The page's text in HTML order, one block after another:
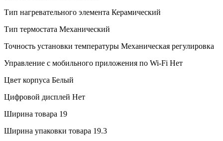
Тип нагревательного элемента Керамический
Тип термостата Механический
Точность установки температуры Механическая регулировка
Управление c мобильного приложения по Wi-Fi Нет
Цвет корпуса Белый
Цифровой дисплей Нет
Ширина товара 19
Ширина упаковки товара 19.3